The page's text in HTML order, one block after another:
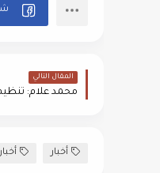
المقال التالي
أخبار